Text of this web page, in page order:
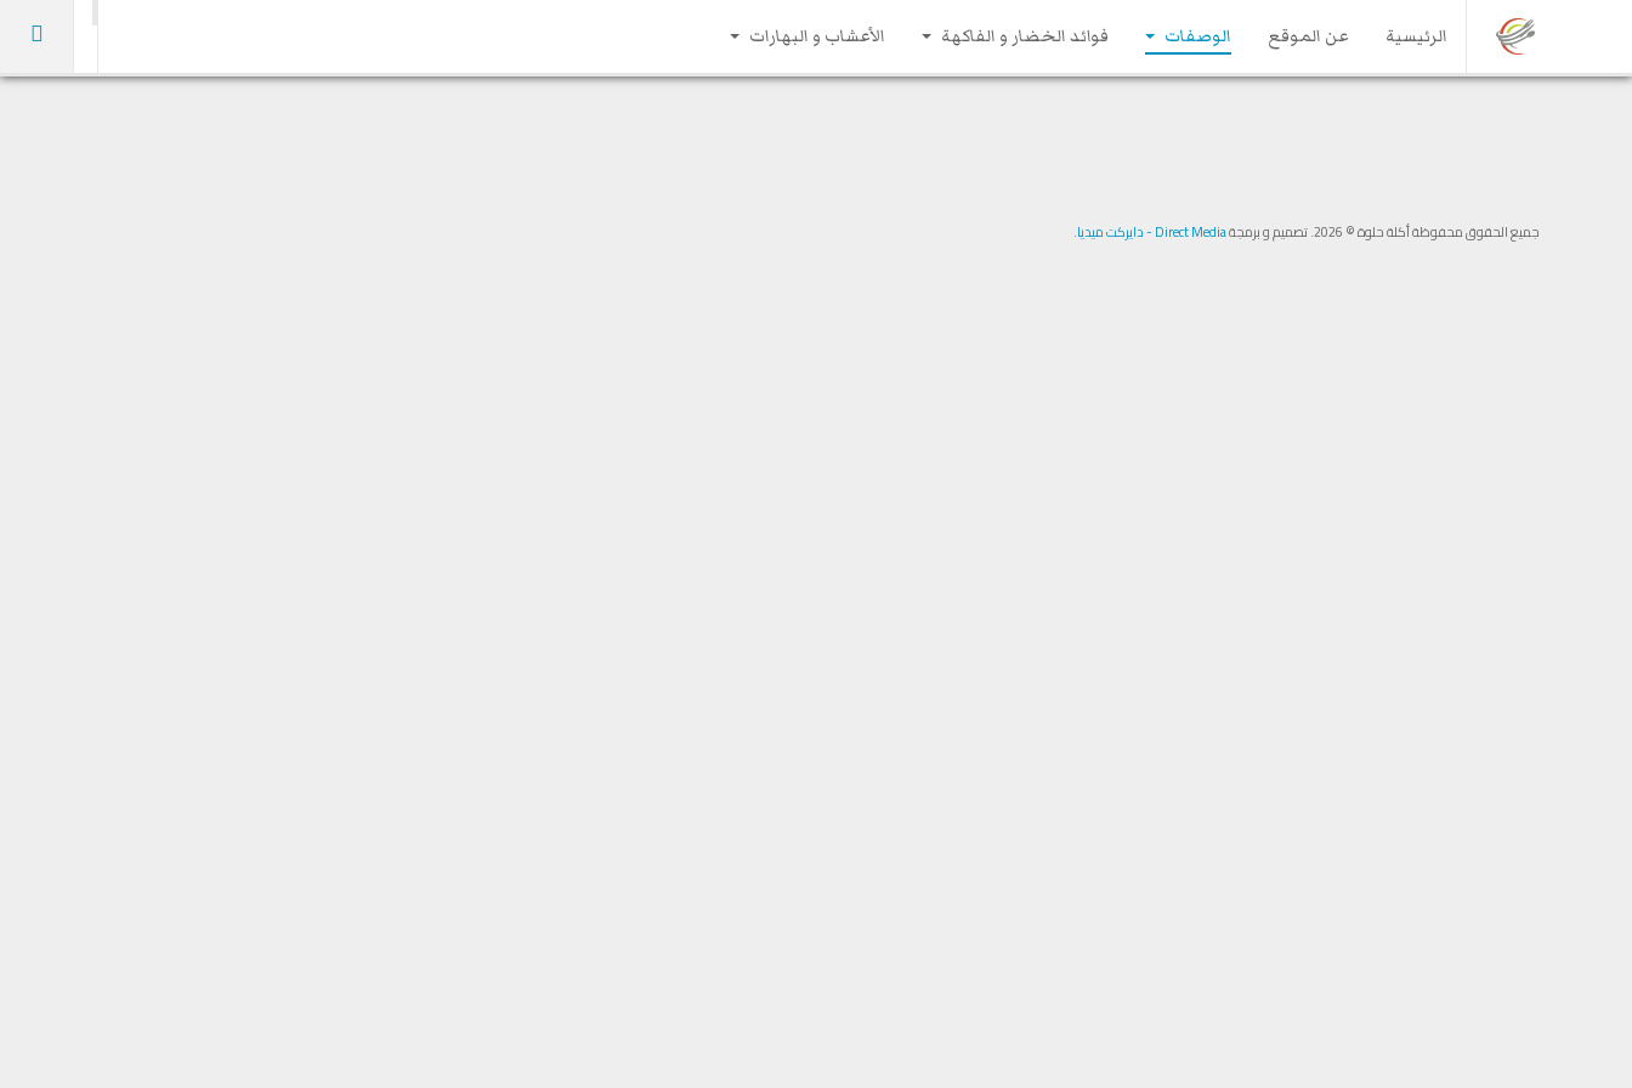
الرئيسية عن الموقع الوصفات فوائد الخضار و الفاكهة الأعشاب و البهارات
جميع الحقوق محفوظة أكلة حلوة © 2026. تصميم و برمجة Direct Media - دايركت ميديا .